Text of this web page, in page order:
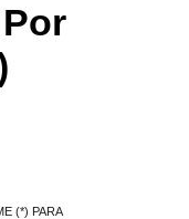
(*) PARA